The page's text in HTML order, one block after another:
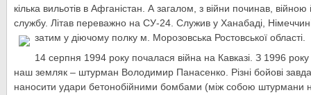
кілька вильотів в Афганістан. А загалом, з війни починав,
службу. Літав переважно на СУ-24. Служив у Ханабаді,
затим у діючому полку м. Морозовська Ростовської області.
14 серпня 1994 року почалася війна на Кавказі. З 1996 року
наш земляк – штурман Володимир Панасенко. Різні бойові
наносити удари бетонобійними бомбами (між собою штурмани